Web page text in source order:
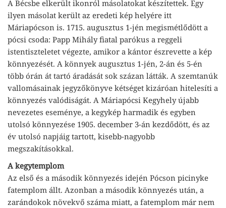
A Bécsbe elkerült ikonról másolatokat készítettek. Egy
ilyen másolat került az eredeti kép helyére itt
Máriapócson is. 1715. augusztus 1-jén megismétlődött a
pócsi csoda: Papp Mihály fiatal parókus a reggeli
istentiszteletet végezte, amikor a kántor észrevette a kép
könnyezését. A könnyek augusztus 1-jén, 2-án és 5-én
több órán át tartó áradását sok százan látták. A szemtanúk
vallomásainak jegyzőkönyve kétséget kizáróan hitelesíti a
könnyezés valódiságát. A Máriapócsi Kegyhely újabb
nevezetes eseménye, a kegykép harmadik és egyben
utolsó könnyezése 1905. december 3-án kezdődött, és az
év utolsó napjáig tartott, kisebb-nagyobb
megszakításokkal.
A kegytemplom
Az első és a második könnyezés idején Pócson picinyke
fatemplom állt. Azonban a második könnyezés után, a
zarándokok növekvő száma miatt, a fatemplom már nem